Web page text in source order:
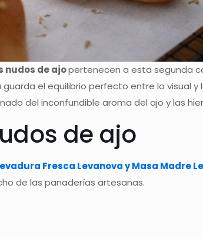
nudos de ajopertenecen a esta segunda
el equilibrio perfecto entre lo visual
del inconfundible aroma del ajo y las
de ajo
Fresca Levanova y Masa Madre
de las panaderías artesanas.